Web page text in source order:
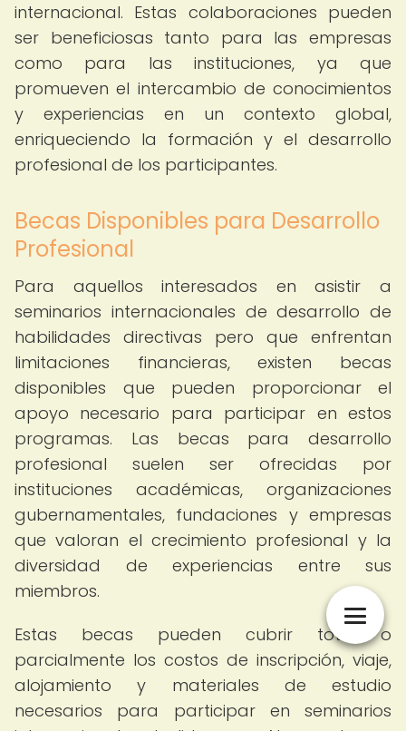
internacional. Estas colaboraciones pueden
ser beneficiosas tanto para las empresas
como para las instituciones, ya que
promueven el intercambio de conocimientos
y experiencias en un contexto global,
enriqueciendo la formación y el desarrollo
profesional de los participantes.
Becas Disponibles para Desarrollo
Profesional
Para aquellos interesados en asistir a
seminarios internacionales de desarrollo de
habilidades directivas pero que enfrentan
limitaciones financieras, existen becas
disponibles que pueden proporcionar el
apoyo necesario para participar en estos
programas. Las becas para desarrollo
profesional suelen ser ofrecidas por
instituciones académicas, organizaciones
gubernamentales, fundaciones y empresas
que valoran el crecimiento profesional y la
diversidad de experiencias entre sus
miembros.
Estas becas pueden cubrir total o
parcialmente los costos de inscripción, viaje,
alojamiento y materiales de estudio
necesarios para participar en seminarios